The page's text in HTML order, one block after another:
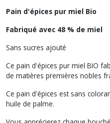
Pain d'épices pur miel Bio
Fabriqué avec 48 % de miel
Sans sucres ajouté
Ce pain d'épices pur miel BIO
de matières premières nobles
Ce pain d'épices est sans
huile de palme.